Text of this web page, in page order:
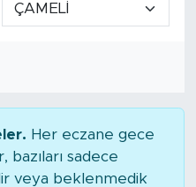
Her eczane gece
bazıları sadece
veya beklenmedik